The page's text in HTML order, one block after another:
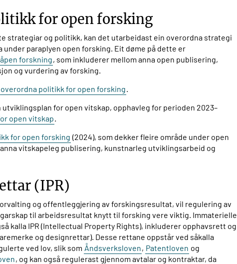
for open forsking
strategiar og politikk, kan det utarbeidast ein overordna strategi
under paraplyen open forsking. Eit døme på dette er
forskning, som inkluderer mellom anna open publisering,
og vurdering av forsking.
overordna politikk for open forsking.
utviklingsplan for open vitskap, opphavleg for perioden 2023–
open vitskap.
for open forsking (2024), som dekker fleire område under open
vitskapeleg publisering, kunstnarleg utviklingsarbeid og
(IPR)
og offentleggjering av forskingsresultat, vil regulering av
til arbeidsresultat knytt til forsking vere viktig. Immaterielle
kalla IPR (Intellectual Property Rights), inkluderer opphavsrett og
og designrettar). Desse rettane oppstår ved såkalla
ved lov, slik som Åndsverksloven, Patentloven og
, og kan også regulerast gjennom avtalar og kontraktar, da